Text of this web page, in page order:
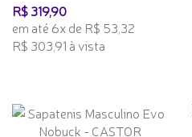
R$ 319,90
em até 6x de R$ 53,32
R$ 303,91 à vista